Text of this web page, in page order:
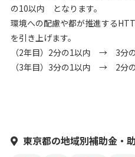
の10以内 となります。
環境への配慮や都が推進する
を引き上げます。
（2年目）2分の1以内 → 3分
（3年目）3分の1以内 → 2分
東京都の地域別補助金・